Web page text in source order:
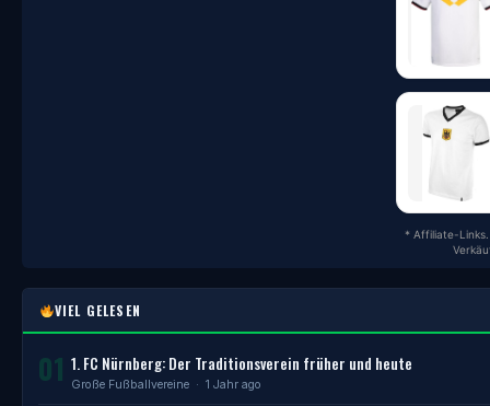
* Affiliate-
VIEL GELESEN
01 1. FC Nürnberg: Der Traditionsverein früher und heute
Große Fußballvereine · 1 Jahr ago